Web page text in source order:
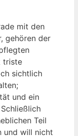
mit den
gehören der
triste
sichtlich
und ein
Teil
und will nicht